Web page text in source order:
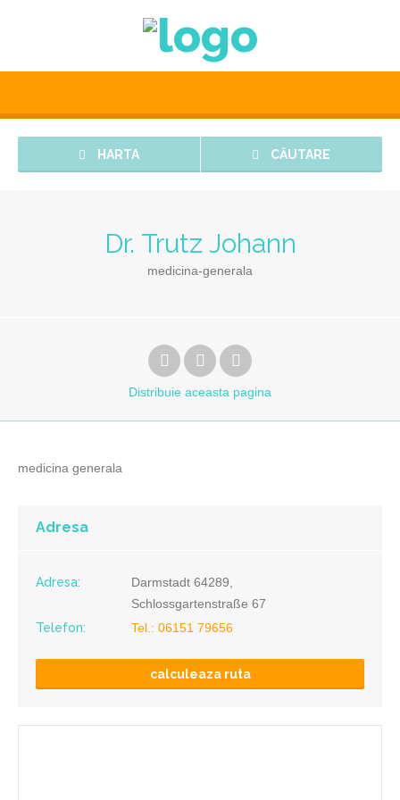
HARTA CĂUTARE
Dr. Trutz Johann
medicina-generala
Distribuie aceasta pagina
medicina generala
Adresa
Adresa:
Darmstadt 64289,
Schlossgartenstraße 67
Telefon:
Tel.: 06151 79656
calculeaza ruta